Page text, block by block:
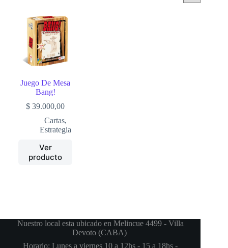
Juego De Mesa
Bang!
$ 39.000,00
Cartas,
Estrategia
Ver
producto
Nuestro local esta ubicado en Melincue 4499 - Villa
Devoto (CABA)
Horario: Lunes a viernes 10 a 12hs - 15 a 18hs -